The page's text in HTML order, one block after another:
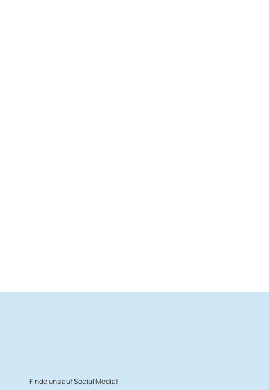
Finde uns auf Social Media!